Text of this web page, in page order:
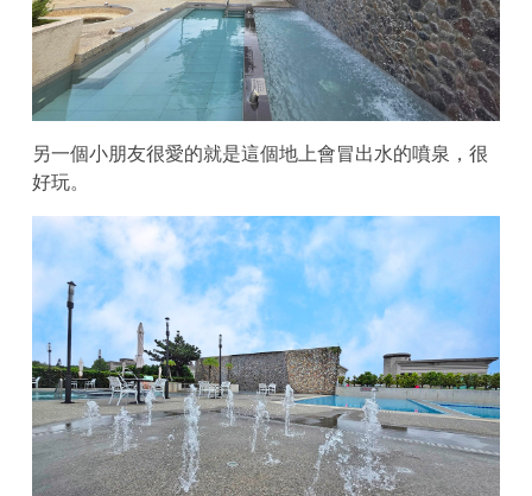
另一個小朋友很愛的就是這個地上會冒出水的噴泉，很
好玩。